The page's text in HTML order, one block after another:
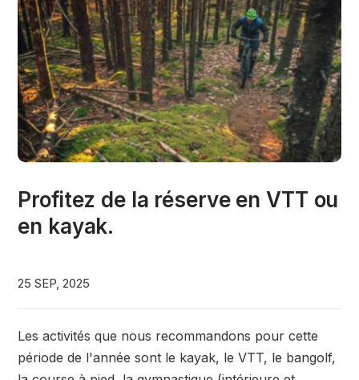
Profitez de la réserve en VTT ou
en kayak.
25 SEP, 2025
Les activités que nous recommandons pour cette
période de l'année sont le kayak, le VTT, le bangolf,